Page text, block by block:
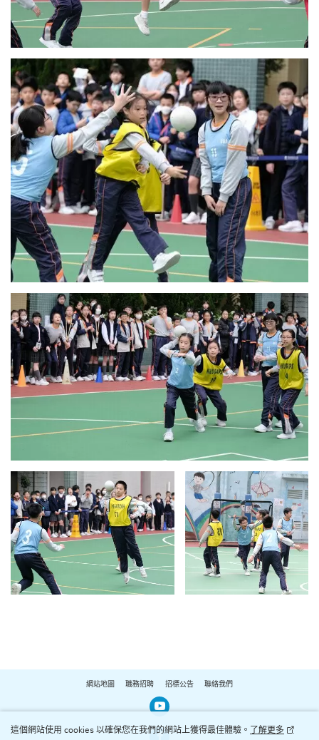
網站地圖 職務招聘 招標公告 聯絡我們
Our Youtube Channel
這個網站使用 cookies 以確保您在我們的網站上獲得最佳體驗。 了解更多